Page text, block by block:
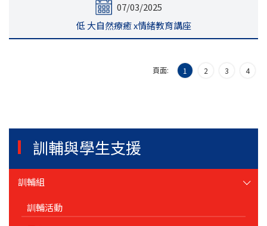
07/03/2025
低 大自然療癒 x情緒教育講座
頁面: 1 2 3 4
訓輔與學生支援
訓輔組
訓輔活動